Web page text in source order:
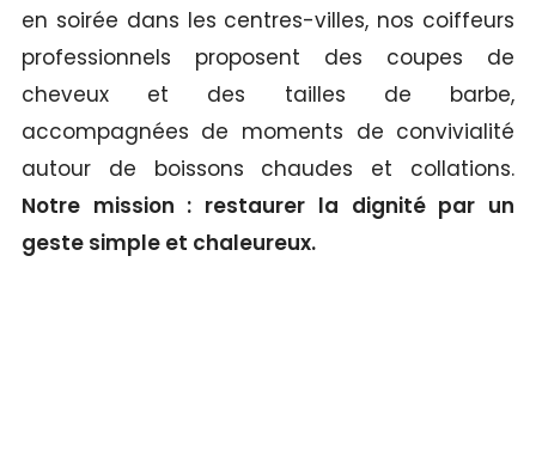
en soirée dans les centres-villes, nos coiffeurs
professionnels proposent des coupes de
cheveux et des tailles de barbe,
accompagnées de moments de convivialité
autour de boissons chaudes et collations.
Notre mission : restaurer la dignité par un
geste simple et chaleureux.